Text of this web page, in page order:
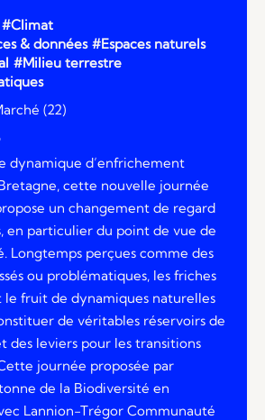
#Climat
& données #Espaces naturels
#Milieu terrestre
(22)
dynamique d’enfrichement
cette nouvelle journée
un changement de regard
en particulier du point de vue de
Longtemps perçues comme des
ou problématiques, les friches
le fruit de dynamiques naturelles
de véritables réservoirs de
des leviers pour les transitions
journée proposée par
de la Biodiversité en
Lannion-Trégor Communauté